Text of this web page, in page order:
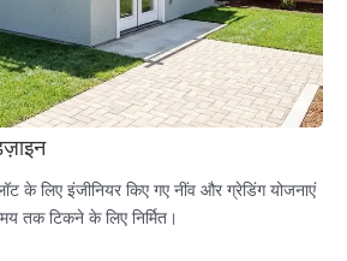
के लिए इंजीनियर किए गए नींव और ग्रेडिंग योजनाएं
तक टिकने के लिए निर्मित।